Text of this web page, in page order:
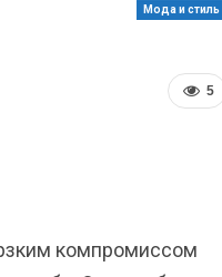
Мода и стиль
5
компромиссом